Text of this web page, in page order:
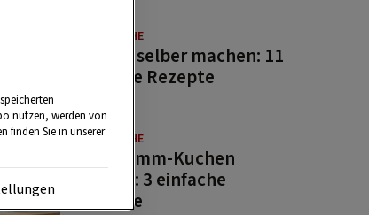
GUTE KÜCHE
Saucen selber machen: 11
beliebte Rezepte
GUTE KÜCHE
Osterlamm-Kuchen
backen: 3 einfache
Rezepte
nutzen, werden von
finden Sie in unserer